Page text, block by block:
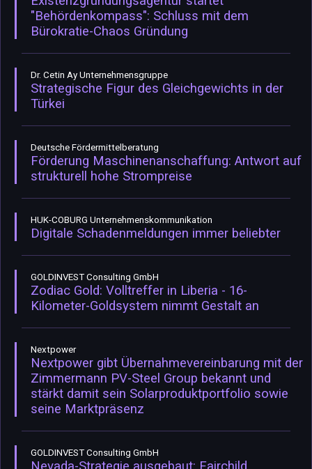
"Behördenkompass": Schluss mit dem
Bürokratie-Chaos Gründung
Dr. Cetin Ay Unternehmensgruppe
Strategische Figur des Gleichgewichts in der
Türkei
Deutsche Fördermittelberatung
Förderung Maschinenanschaffung: Antwort auf
strukturell hohe Strompreise
HUK-COBURG Unternehmenskommunikation
Digitale Schadenmeldungen immer beliebter
GOLDINVEST Consulting GmbH
Zodiac Gold: Volltreffer in Liberia - 16-
Kilometer-Goldsystem nimmt Gestalt an
Nextpower
Nextpower gibt Übernahmevereinbarung mit der
Zimmermann PV-Steel Group bekannt und
stärkt damit sein Solarproduktportfolio sowie
seine Marktpräsenz
GOLDINVEST Consulting GmbH